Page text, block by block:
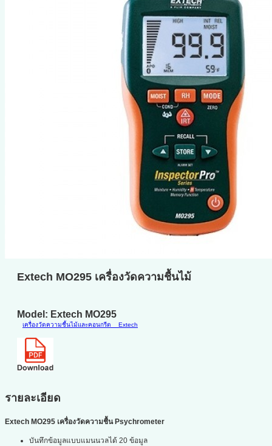
Extech MO295 เครื่องวัดความชื้นไม้
Model: Extech MO295
เครื่องวัดความชื้นไม้และคอนกรีต Extech
รายละเอียด
Extech MO295 เครื่องวัดความชื้น Psychrometer
บันทึกข้อมูลแบบแมนนวลได้ 20 ข้อมูล